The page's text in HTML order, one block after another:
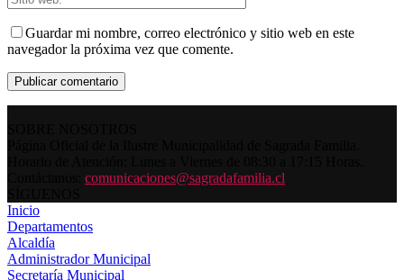
Guardar mi nombre, correo electrónico y sitio web en este
navegador la próxima vez que comente.
comunicaciones@sagradafamilia.cl
Inicio
Departamentos
Alcaldía
Administrador Municipal
Secretaría Municipal